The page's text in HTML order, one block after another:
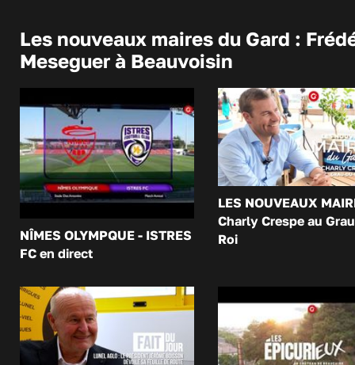
Les nouveaux maires du Gard :
Meseguer à Beauvoisin
NÎMES OLYMPQUE - ISTRES
FC en direct
LES NOUVEAUX
Charly Crespe au
Roi